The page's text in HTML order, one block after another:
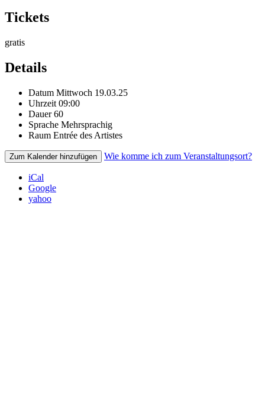
Tickets
gratis
Details
Datum Mittwoch 19.03.25
Uhrzeit 09:00
Dauer 60
Sprache Mehrsprachig
Raum Entrée des Artistes
Zum Kalender hinzufügen Wie komme ich zum Veranstaltungsort?
iCal
Google
yahoo